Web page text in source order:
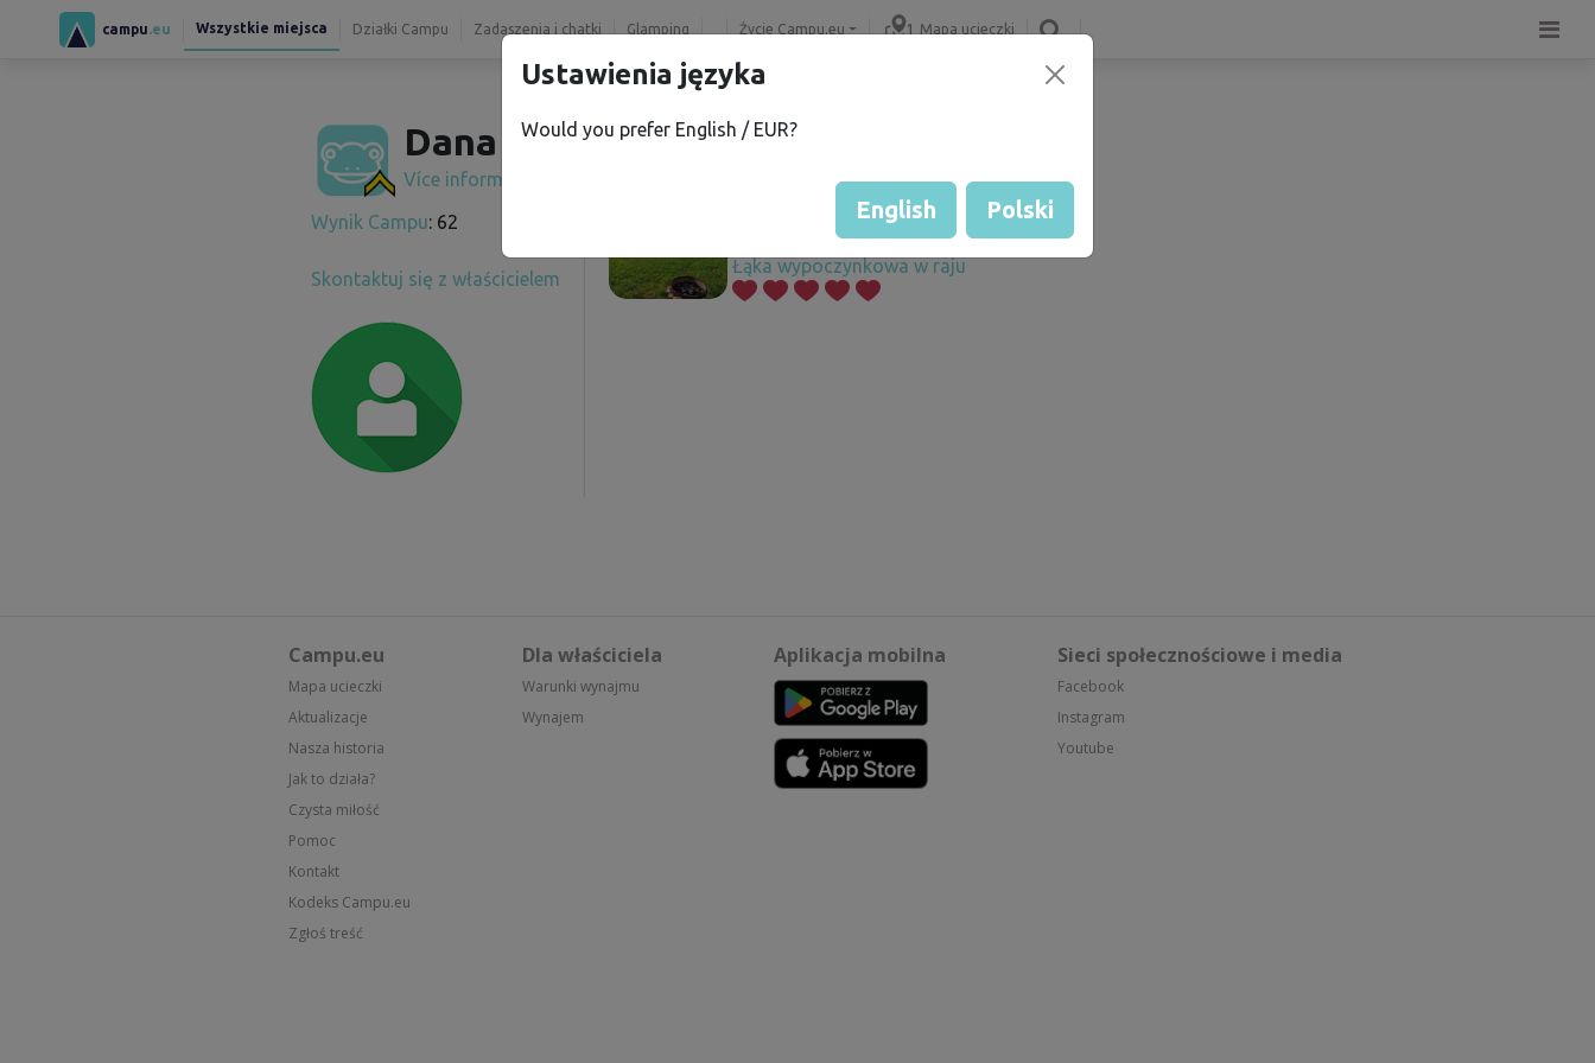
campu .eu Wszystkie miejsca Działki Campu Zadaszenia i chatki Glamping Życie Campu.eu Mapa ucieczki
Dana W.
Více informací
Wynik Campu: 62
Skontaktuj się z właścicielem
Łąka wypoczynkowa w raju
Campu.eu
Mapa ucieczki
Aktualizacje
Nasza historia
Jak to działa?
Czysta miłość
Pomoc
Kontakt
Kodeks Campu.eu
Zgłoś treść
Dla właściciela
Warunki wynajmu
Wynajem
Aplikacja mobilna Sieci społecznościowe i media
Facebook
Instagram
Youtube
Ustawienia języka
Would you prefer English / EUR?
English Polski